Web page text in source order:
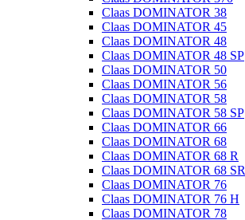
Claas DOMINATOR 38
Claas DOMINATOR 45
Claas DOMINATOR 48
Claas DOMINATOR 48 SP
Claas DOMINATOR 50
Claas DOMINATOR 56
Claas DOMINATOR 58
Claas DOMINATOR 58 SP
Claas DOMINATOR 66
Claas DOMINATOR 68
Claas DOMINATOR 68 R
Claas DOMINATOR 68 SR
Claas DOMINATOR 76
Claas DOMINATOR 76 H
Claas DOMINATOR 78